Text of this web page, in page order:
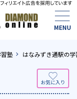
塾 はなみずき通駅の